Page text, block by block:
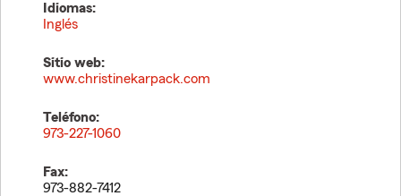
Idiomas:
Inglés
Sitio web:
www.christinekarpack.com
Teléfono:
973-227-1060
Fax:
973-882-7412